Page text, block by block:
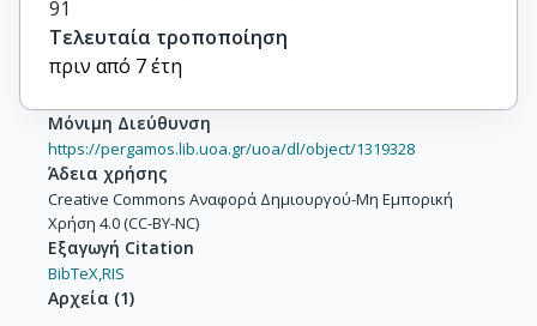
91
Τελευταία τροποποίηση
πριν από 7 έτη
Μόνιμη Διεύθυνση
https://pergamos.lib.uoa.gr/uoa/dl/object/1319328
Άδεια χρήσης
Creative Commons Αναφορά Δημιουργού-Μη Εμπορική
Χρήση 4.0 (CC-BY-NC)
Εξαγωγή Citation
BibTeX,RIS
Αρχεία (1)